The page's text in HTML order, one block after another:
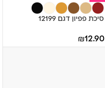
סיכת פפיון דגם 12199
12.90
₪